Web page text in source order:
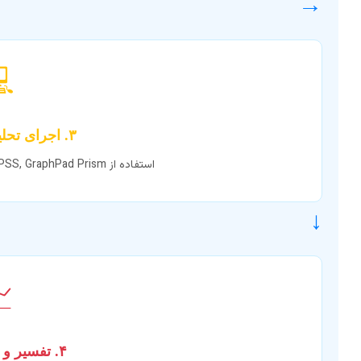
۳. اجرای تحلیل با نرم‌افزار
استفاده از R, SPSS, GraphPad Prism برای پردازش و استخراج نتایج.
↓
۴. تفسیر و گزارش‌دهی